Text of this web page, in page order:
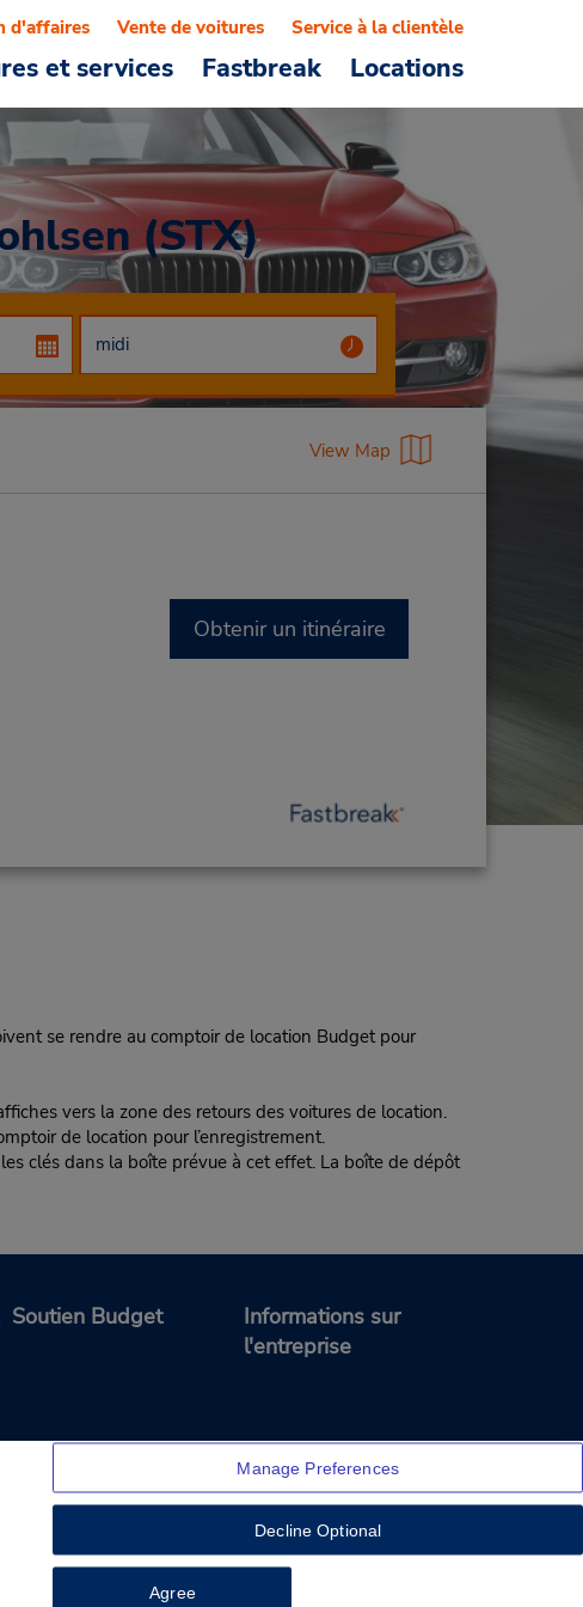
et services Fastbreak Locations
d'affaires Vente de voitures Service à la clientèle
(STX)
View Map
Obtenir un itinéraire
se rendre au comptoir de location Budget pour
vers la zone des retours des voitures de location.
de location pour l’enregistrement.
clés dans la boîte prévue à cet effet. La boîte de dépôt
Soutien Budget
Informations sur
l'entreprise
Manage Preferences
Decline Optional
Agree